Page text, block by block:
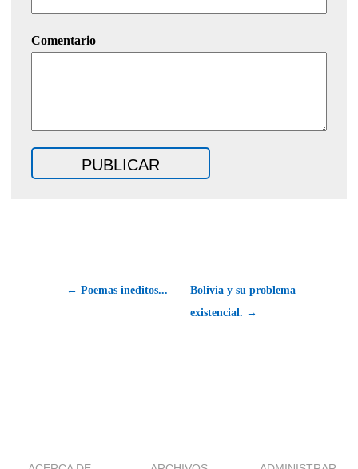
Comentario
← Poemas ineditos...
Bolivia y su problema
existencial. →